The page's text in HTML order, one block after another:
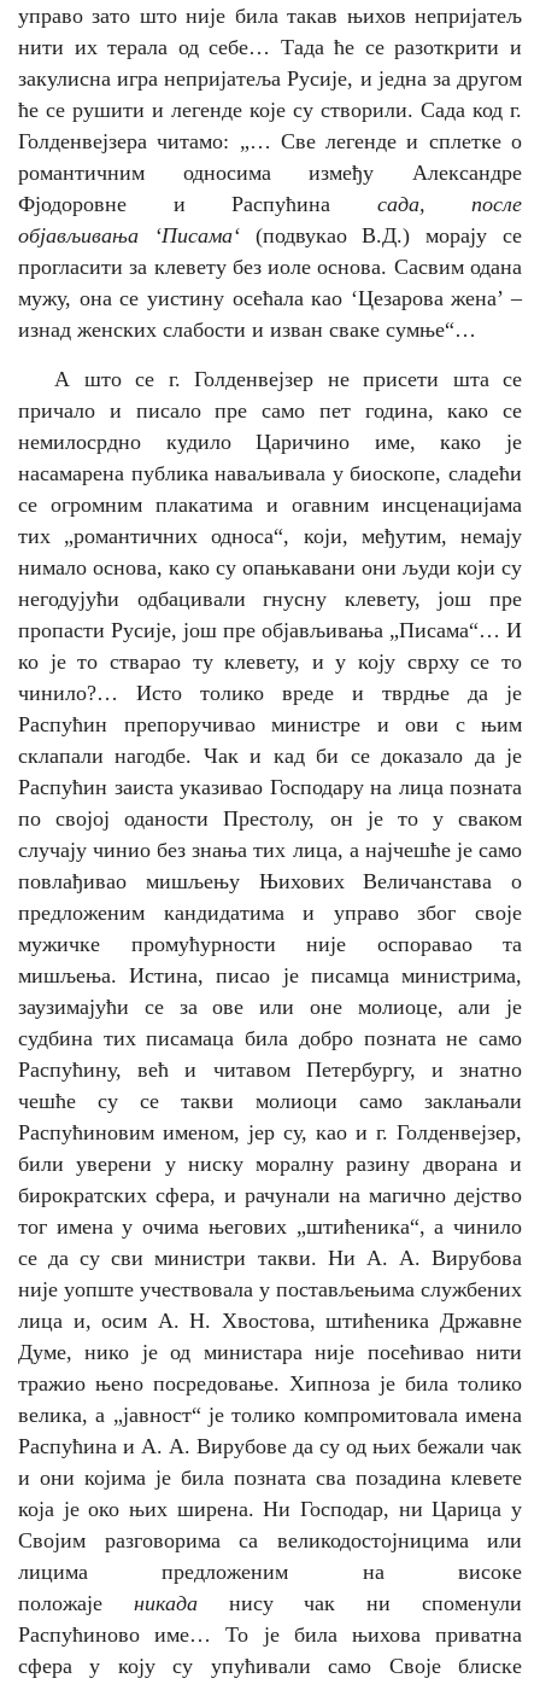
управо зато што није била такав њихов непријатељ
нити их терала од себе… Тада ће се разоткрити и
закулисна игра непријатеља Русије, и једна за другом
ће се рушити и легенде које су створили. Сада код г.
Голденвејзера читамо: „… Све легенде и сплетке о
романтичним односима између Александре
Фјодоровне и Распућина сада, после
објављивања ‘Писама‘(подвукао В.Д.) морају се
прогласити за клевету без иоле основа. Сасвим одана
мужу, она се уистину осећала као ‘Цезарова жена’ –
изнад женских слабости и изван сваке сумње“…
А што се г. Голденвејзер не присети шта се
причало и писало пре само пет година, како се
немилосрдно кудило Царичино име, како је
насамарена публика наваљивала у биоскопе, сладећи
се огромним плакатима и огавним инсценацијама
тих „романтичних односа“, који, међутим, немају
нимало основа, како су опањкавани они људи који су
негодујући одбацивали гнусну клевету, још пре
пропасти Русије, још пре објављивања „Писама“… И
ко је то стварао ту клевету, и у коју сврху се то
чинило?… Исто толико вреде и тврдње да је
Распућин препоручивао министре и ови с њим
склапали нагодбе. Чак и кад би се доказало да је
Распућин заиста указивао Господару на лица позната
по својој оданости Престолу, он је то у сваком
случају чинио без знања тих лица, а најчешће је само
повлађивао мишљењу Њихових Величанстава о
предложеним кандидатима и управо због своје
мужичке промућурности није оспоравао та
мишљења. Истина, писао је писамца министрима,
заузимајући се за ове или оне молиоце, али је
судбина тих писамаца била добро позната не само
Распућину, већ и читавом Петербургу, и знатно
чешће су се такви молиоци само заклањали
Распућиновим именом, јер су, као и г. Голденвејзер,
били уверени у ниску моралну разину дворана и
бирократских сфера, и рачунали на магично дејство
тог имена у очима његових „штићеника“, а чинило
се да су сви министри такви. Ни А. А. Вирубова
није уопште учествовала у постављењима службених
лица и, осим А. Н. Хвостова, штићеника Државне
Думе, нико је од министара није посећивао нити
тражио њено посредовање. Хипноза је била толико
велика, а „јавност“ је толико компромитовала имена
Распућина и А. А. Вирубове да су од њих бежали чак
и они којима је била позната сва позадина клевете
која је око њих ширена. Ни Господар, ни Царица у
Својим разговорима са великодостојницима или
лицима предложеним на високе
положаје никаданису чак ни споменули
Распућиново име… То је била њихова приватна
сфера у коју су упућивали само Своје блиске